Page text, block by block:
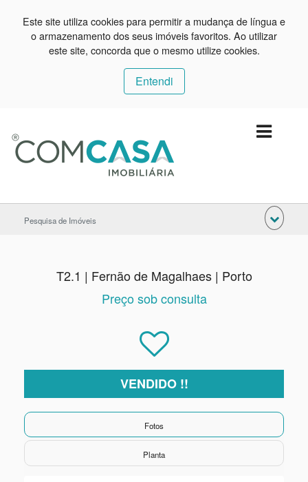
Este site utiliza cookies para permitir a mudança de língua e
o armazenamento dos seus imóveis favoritos. Ao utilizar
este site, concorda que o mesmo utilize cookies.
Entendi
Pesquisa de Imóveis
T2.1 | Fernão de Magalhaes | Porto
Preço sob consulta
VENDIDO !!
Fotos
Planta